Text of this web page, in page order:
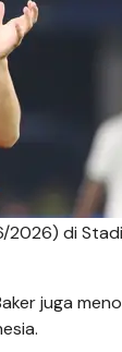
di
juga